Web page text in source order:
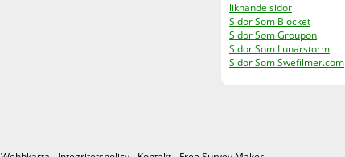
liknande sidor
Sidor Som Blocket
Sidor Som Groupon
Sidor Som Lunarstorm
Sidor Som Swefilmer.com